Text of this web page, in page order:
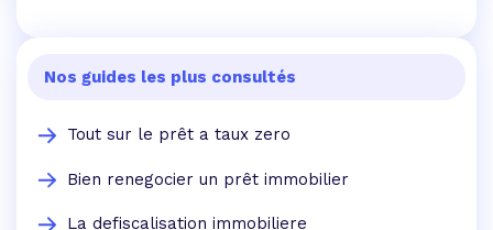
Nos guides les plus consultés
Tout sur le prêt a taux zero
Bien renegocier un prêt immobilier
La defiscalisation immobiliere